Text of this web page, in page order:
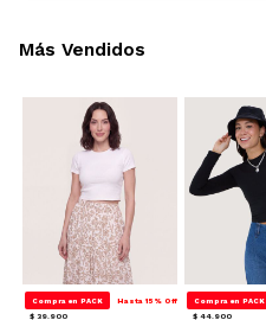
Compra en PACK Hasta 15% Off
$ 39.900
Compra en PACK
$ 44.900
Más Vendidos